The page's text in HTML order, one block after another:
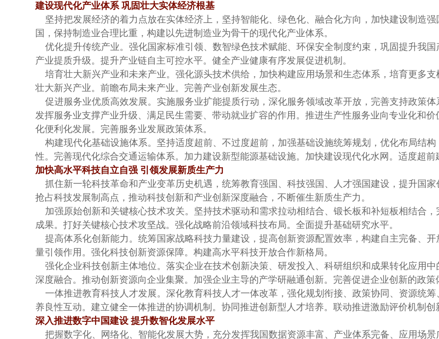
建设现代化产业体系 巩固壮大实体经济根基
坚持把发展经济的着力点放在实体经济上，坚持智能化、绿色化、融合化方向，加快建设制造
国，保持制造业合理比重，构建以先进制造业为骨干的现代化产业体系。
优化提升传统产业。强化国家标准引领、数智绿色技术赋能、环保安全制度约束，巩固提升我
产业提质升级。提升产业链自主可控水平。健全产业健康有序发展促进机制。
培育壮大新兴产业和未来产业。强化源头技术供给，加快构建应用场景和生态体系，培育更多
壮大新兴产业。前瞻布局未来产业。完善产业创新发展生态。
促进服务业优质高效发展。实施服务业扩能提质行动，深化服务领域改革开放，完善支持政策
发挥服务业支撑产业升级、满足民生需要、带动就业扩容的作用。推进生产性服务业向专业化和
化便利化发展。完善服务业发展政策体系。
构建现代化基础设施体系。坚持适度超前、不过度超前，加强基础设施统筹规划，优化布局结
性。完善现代化综合交通运输体系。加力建设新型能源基础设施。加快建设现代化水网。适度超
加快高水平科技自立自强 引领发展新质生产力
抓住新一轮科技革命和产业变革历史机遇，统筹教育强国、科技强国、人才强国建设，提升国
抢占科技发展制高点，推动科技创新和产业创新深度融合，不断催生新质生产力。
加强原始创新和关键核心技术攻关。坚持技术驱动和需求拉动相结合、锻长板和补短板相结合
成果。打好关键核心技术攻坚战。强化战略前沿领域科技布局。全面提升基础研究水平。
提高体系化创新能力。统筹国家战略科技力量建设，提高创新资源配置效率，构建自主完备、
量引领作用。强化科技创新资源保障。构建高水平科技开放合作新格局。
强化企业科技创新主体地位。落实企业在技术创新决策、研发投入、科研组织和成果转化应用
深度融合。推动创新资源向企业集聚。加强企业主导的产学研融通创新。完善促进企业创新的政策
一体推进教育科技人才发展。深化教育科技人才一体改革，强化规划衔接、政策协同、资源统
养良性互动。建立健全一体推进的协调机制。协同推进创新型人才培养。联动推进激励评价机制创
深入推进数字中国建设 提升数智化发展水平
把握数字化、网络化、智能化发展大势，充分发挥我国数据资源丰富、产业体系完备、应用场